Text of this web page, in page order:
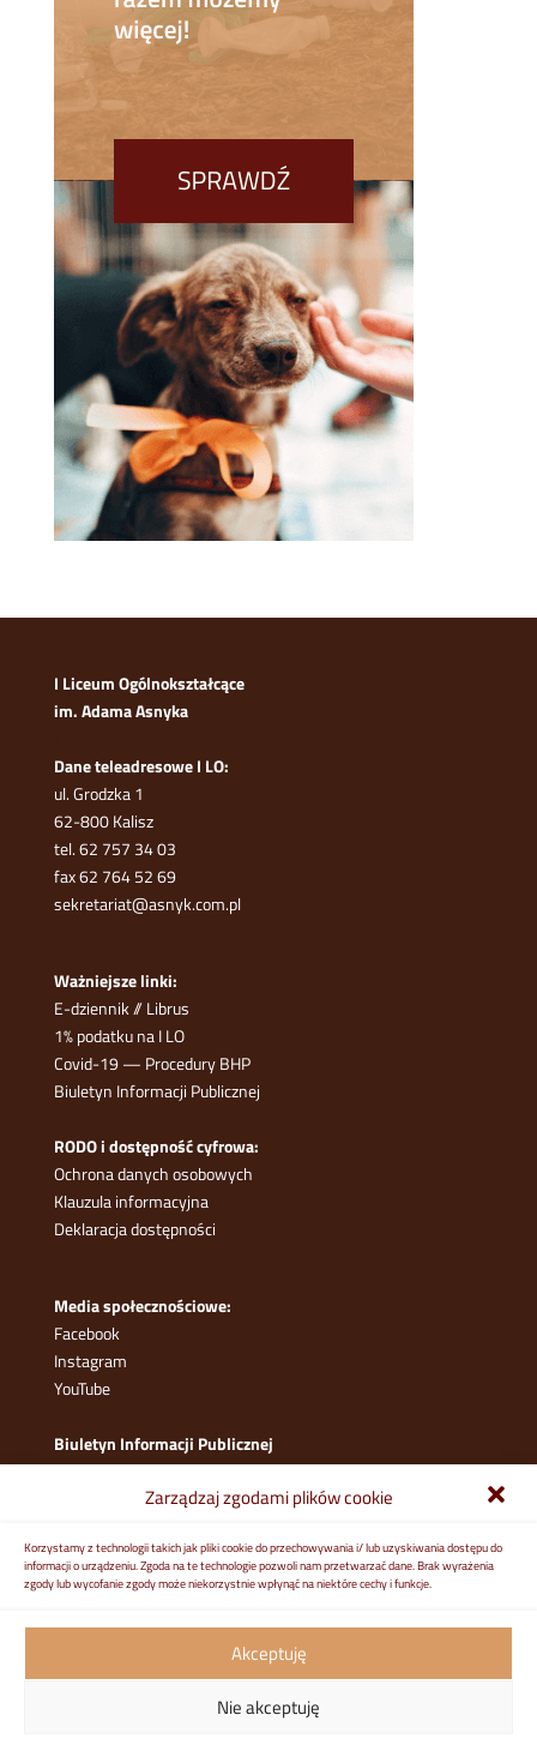
Zarządzaj zgodami plików cookie
Korzystamy z technologii takich jak pliki cookie do przechowywania i/ lub uzyskiwania dostępu do
informacji o urządzeniu. Zgoda na te technologie pozwoli nam przetwarzać dane. Brak wyrażenia
zgody lub wycofanie zgody może niekorzystnie wpłynąć na niektóre cechy i funkcje.
Akceptuję
Nie akceptuję
I Liceum Ogólnokształcące
im. Adama Asnyka
Dane teleadresowe I LO:
ul. Grodzka 1
62-800 Kalisz
tel. 62 757 34 03
fax 62 764 52 69
sekretariat@asnyk.com.pl
Ważniejsze linki:
E-dziennik//Librus
1% podatku na I LO
Covid-19 — Procedury BHP
Biuletyn Informacji Publicznej
RODO i dostępność cyfrowa:
Ochrona danych osobowych
Klauzula informacyjna
Deklaracja dostępności
Media społecznościowe:
Facebook
Instagram
YouTube
Biuletyn Informacji Publicznej
I LICEUM OGÓLNOKSZTAŁCĄCE IM. A. ASNYKA W KALISZU //